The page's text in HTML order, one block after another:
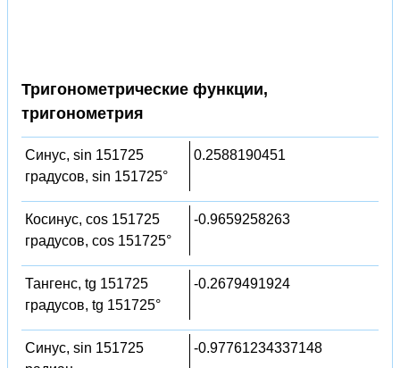
Тригонометрические функции,
тригонометрия
Синус, sin 151725
градусов, sin 151725°
0.2588190451
Косинус, cos 151725
градусов, cos 151725°
-0.9659258263
Тангенс, tg 151725
градусов, tg 151725°
-0.2679491924
Синус, sin 151725
-0.97761234337148